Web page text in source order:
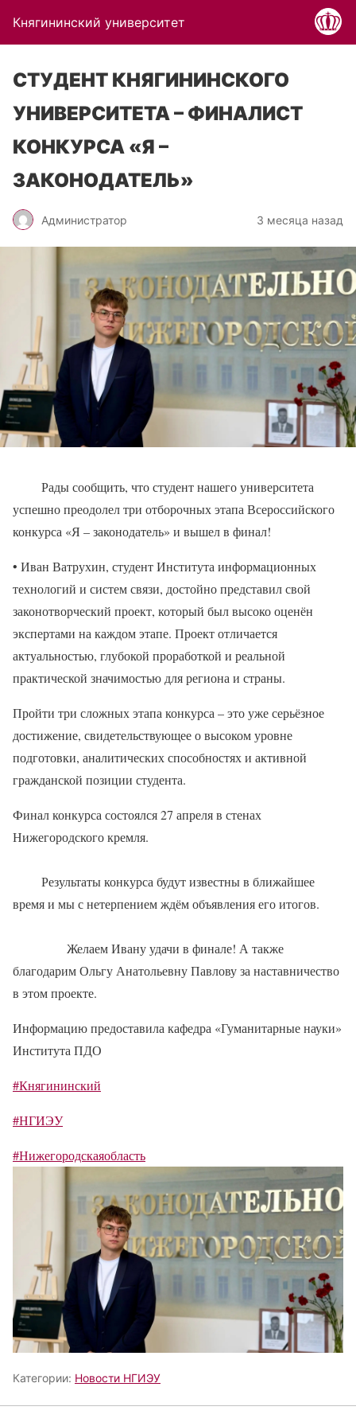
Княгининский университет
СТУДЕНТ КНЯГИНИНСКОГО
УНИВЕРСИТЕТА – ФИНАЛИСТ
КОНКУРСА «Я –
ЗАКОНОДАТЕЛЬ»
Администратор 3 месяца назад
Рады сообщить, что студент нашего университета
успешно преодолел три отборочных этапа Всероссийского
конкурса «Я – законодатель» и вышел в финал!
• Иван Ватрухин, студент Института информационных
технологий и систем связи, достойно представил свой
законотворческий проект, который был высоко оценён
экспертами на каждом этапе. Проект отличается
актуальностью, глубокой проработкой и реальной
практической значимостью для региона и страны.
Пройти три сложных этапа конкурса – это уже серьёзное
достижение, свидетельствующее о высоком уровне
подготовки, аналитических способностях и активной
гражданской позиции студента.
Финал конкурса состоялся 27 апреля в стенах
Нижегородского кремля.
Результаты конкурса будут известны в ближайшее
время и мы с нетерпением ждём объявления его итогов.
Желаем Ивану удачи в финале! А также
благодарим Ольгу Анатольевну Павлову за наставничество
в этом проекте.
Информацию предоставила кафедра «Гуманитарные науки»
Института ПДО
#Княгининский
#НГИЭУ
#Нижегородскаяобласть
Категории: Новости НГИЭУ